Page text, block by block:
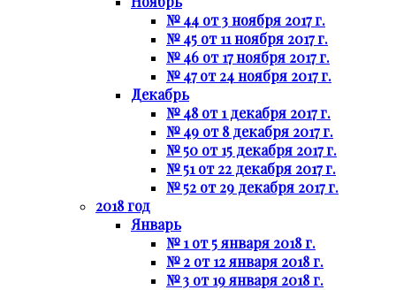
№ 44 от 3 ноября 2017 г.
№ 45 от 11 ноября 2017 г.
№ 46 от 17 ноября 2017 г.
№ 47 от 24 ноября 2017 г.
Декабрь
№ 48 от 1 декабря 2017 г.
№ 49 от 8 декабря 2017 г.
№ 50 от 15 декабря 2017 г.
№ 51 от 22 декабря 2017 г.
№ 52 от 29 декабря 2017 г.
2018 год
Январь
№ 1 от 5 января 2018 г.
№ 2 от 12 января 2018 г.
№ 3 от 19 января 2018 г.